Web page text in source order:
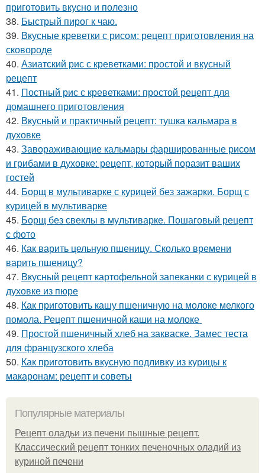
приготовить вкусно и полезно
38. Быстрый пирог к чаю.
39. Вкусные креветки с рисом: рецепт приготовления на
сковороде
40. Азиатский рис с креветками: простой и вкусный
рецепт
41. Постный рис с креветками: простой рецепт для
домашнего приготовления
42. Вкусный и практичный рецепт: тушка кальмара в
духовке
43. Завораживающие кальмары фаршированные рисом
и грибами в духовке: рецепт, который поразит ваших
гостей
44. Борщ в мультиварке с курицей без зажарки. Борщ с
курицей в мультиварке
45. Борщ без свеклы в мультиварке. Пошаговый рецепт
с фото
46. Как варить цельную пшеницу. Сколько времени
варить пшеницу?
47. Вкусный рецепт картофельной запеканки с курицей в
духовке из пюре
48. Как приготовить кашу пшеничную на молоке мелкого
помола. Рецепт пшеничной каши на молоке
49. Простой пшеничный хлеб на закваске. Замес теста
для французского хлеба
50. Как приготовить вкусную подливку из курицы к
макаронам: рецепт и советы
Популярные материалы
Рецепт оладьи из печени пышные рецепт.
Классический рецепт тонких печеночных оладий из
куриной печени